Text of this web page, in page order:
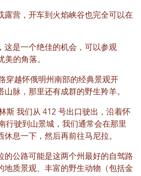
露营，开车到火焰峡谷也完全可以在
这是一个绝佳的机会，可以参观
美的角落。
穿越怀俄明州南部的经典景观开
脉，那里还有成群的野生羚羊。
斯 我们从 412 号出口驶出，沿着怀
行驶到山景城，我们通常会在那里
息一下，然后再前往马尼拉。
的公路可能是这两个州最好的自驾路
地质景观、丰富的野生动物（包括金